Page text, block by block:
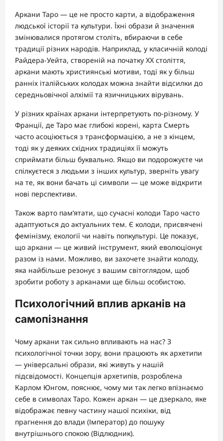
Аркани Таро — це не просто карти, а відображення
людської історії та культури. Їхні образи й значення
змінювалися протягом століть, вбираючи в себе
традиції різних народів. Наприклад, у класичній колоді
Райдера-Уейта, створеній на початку XX століття,
аркани мають християнські мотиви, тоді як у більш
ранніх італійських колодах можна знайти відсилки до
середньовічної алхімії та язичницьких вірувань.
У різних країнах аркани інтерпретують по-різному. У
Франції, де Таро має глибокі корені, карта Смерть
часто асоціюється з трансформацією, а не з кінцем,
тоді як у деяких східних традиціях її можуть
сприймати більш буквально. Якщо ви подорожуєте чи
спілкуєтеся з людьми з інших культур, зверніть увагу
на те, як вони бачать ці символи — це може відкрити
нові перспективи.
Також варто пам’ятати, що сучасні колоди Таро часто
адаптуються до актуальних тем. Є колоди, присвячені
фемінізму, екології чи навіть попкультурі. Це показує,
що аркани — це живий інструмент, який еволюціонує
разом із нами. Можливо, ви захочете знайти колоду,
яка найбільше резонує з вашим світоглядом, щоб
зробити роботу з арканами ще більш особистою.
Психологічний вплив арканів на
самопізнання
Чому аркани так сильно впливають на нас? З
психологічної точки зору, вони працюють як архетипи
— універсальні образи, які живуть у нашій
підсвідомості. Концепція архетипів, розроблена
Карлом Юнгом, пояснює, чому ми так легко впізнаємо
себе в символах Таро. Кожен аркан — це дзеркало, яке
відображає певну частину нашої психіки, від
прагнення до влади (Імператор) до пошуку
внутрішнього спокою (Відлюдник).